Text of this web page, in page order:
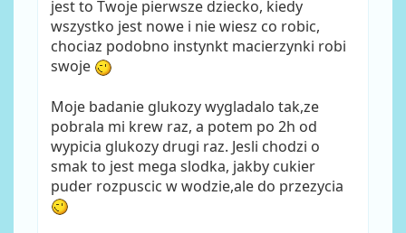
jest to Twoje pierwsze dziecko, kiedy
wszystko jest nowe i nie wiesz co robic,
chociaz podobno instynkt macierzynki robi
swoje
Moje badanie glukozy wygladalo tak,ze
pobrala mi krew raz, a potem po 2h od
wypicia glukozy drugi raz. Jesli chodzi o
smak to jest mega slodka, jakby cukier
puder rozpuscic w wodzie,ale do przezycia